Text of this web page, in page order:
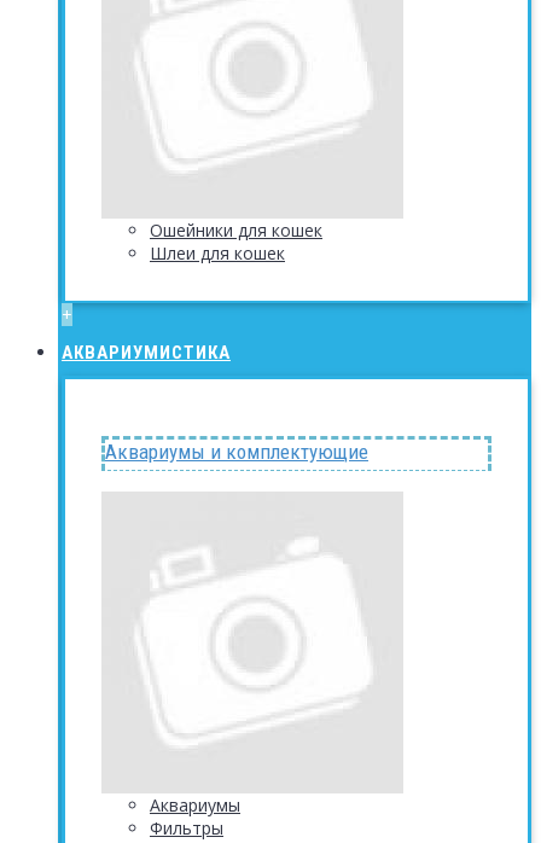
Ошейники для кошек
Шлеи для кошек
+
АКВАРИУМИСТИКА
Аквариумы и комплектующие
Аквариумы
Фильтры